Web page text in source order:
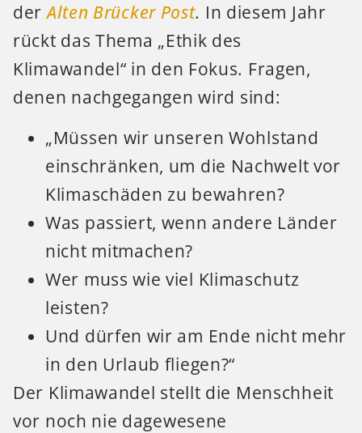
derAlten Brücker Post. In diesem Jahr
rückt das Thema „Ethik des
Klimawandel“ in den Fokus. Fragen,
denen nachgegangen wird sind:
„Müssen wir unseren Wohlstand
einschränken, um die Nachwelt vor
Klimaschäden zu bewahren?
Was passiert, wenn andere Länder
nicht mitmachen?
Wer muss wie viel Klimaschutz
leisten?
Und dürfen wir am Ende nicht mehr
in den Urlaub fliegen?“
Der Klimawandel stellt die Menschheit
vor noch nie dagewesene